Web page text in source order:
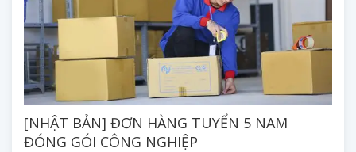
[NHẬT BẢN] ĐƠN HÀNG TUYỂN 5 NAM
ĐÓNG GÓI CÔNG NGHIỆP